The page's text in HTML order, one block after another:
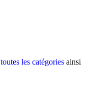
toutes les catégories ainsi